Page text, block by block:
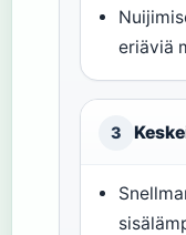
eriäviä
3